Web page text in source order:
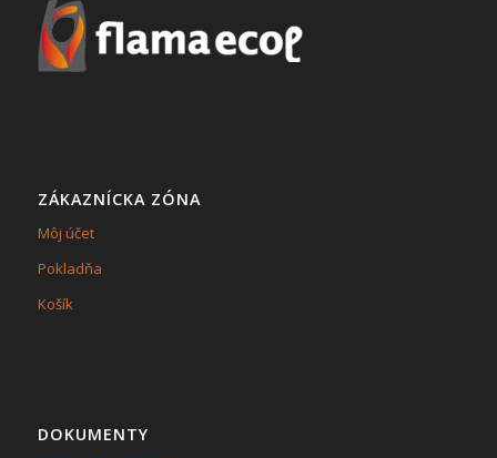
ZÁKAZNÍCKA ZÓNA
Môj účet
Pokladňa
Košík
DOKUMENTY